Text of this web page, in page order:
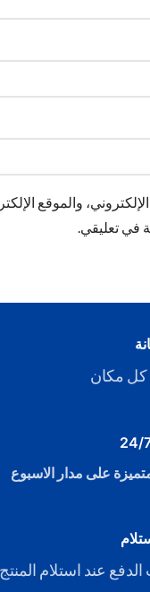
والموقع
في تعليقي.
مكان
على مدار الاسبوع
عند استلام المنتج